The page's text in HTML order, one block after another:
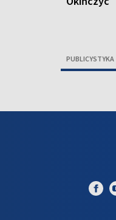
PUBLICYSTYKA